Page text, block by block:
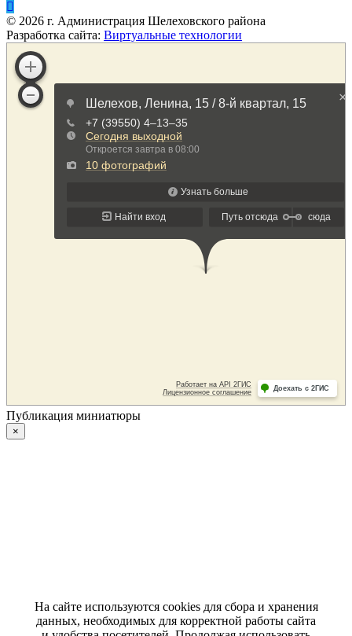
© 2026 г. Администрация Шелеховского района
Разработка сайта: Виртуальные технологии
Публикация миниатюры
×
На сайте используются cookies для сбора и хранения
данных, необходимых для корректной работы сайта